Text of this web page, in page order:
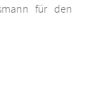
für den